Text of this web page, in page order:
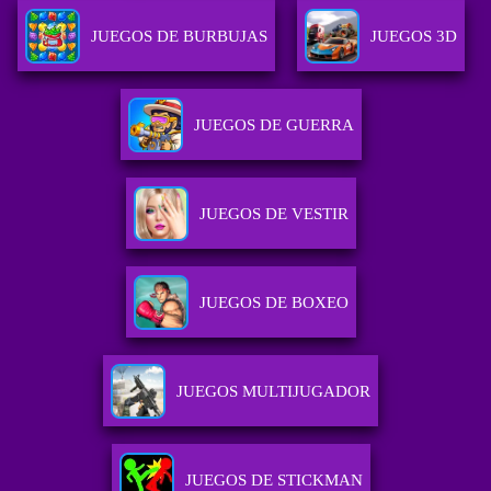
JUEGOS DE BURBUJAS JUEGOS 3D
JUEGOS DE GUERRA
JUEGOS DE VESTIR
JUEGOS DE BOXEO
JUEGOS MULTIJUGADOR
JUEGOS DE STICKMAN